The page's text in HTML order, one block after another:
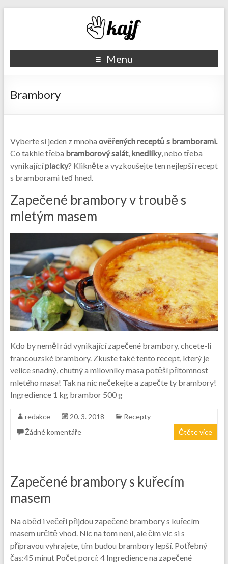
Recepty kajf.cz
Menu
Brambory
Vyberte si jeden z mnoha ověřených receptů s bramborami.
Co takhle třeba bramborový salát, knedlíky, nebo třeba
vynikajícíplacky? Klikněte a vyzkoušejte ten nejlepší recept
s bramborami teď hned.
Zapečené brambory v troubě s
mletým masem
Kdo by neměl rád vynikající zapečené brambory, chcete-li
francouzské brambory. Zkuste také tento recept, který je
velice snadný, chutný a milovníky masa potěší přítomnost
mletého masa! Tak na nic nečekejte a zapečte ty brambory!
Ingredience 1 kg brambor 500 g
redakce 20. 3. 2018
Recepty
Žádné komentáře
Čtěte více
Zapečené brambory s kuřecím
masem
Na oběd i večeři přijdou zapečené brambory s kuřecím
masem určitě vhod. Nic na tom není, ale čím víc si s
přípravou vyhrajete, tím budou brambory lepší. Potřebný
čas:45 minut Počet porcí: 4 Ingredience na zapečené